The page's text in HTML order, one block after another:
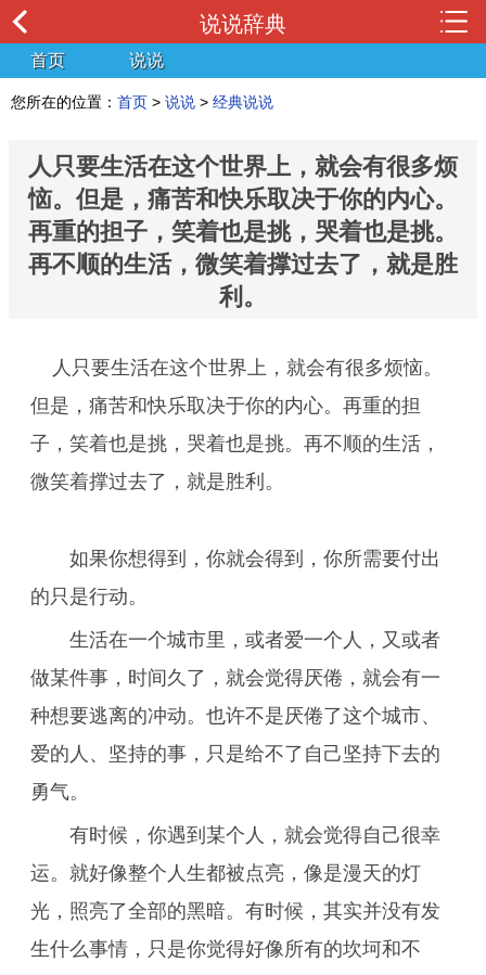
说说辞典
首页 说说
您所在的位置： 首页 > 说说 > 经典说说
人只要生活在这个世界上，就会有很多烦
恼。但是，痛苦和快乐取决于你的内心。
再重的担子，笑着也是挑，哭着也是挑。
再不顺的生活，微笑着撑过去了，就是胜
利。
人只要生活在这个世界上，就会有很多烦恼。
但是，痛苦和快乐取决于你的内心。再重的担
子，笑着也是挑，哭着也是挑。再不顺的生活，
微笑着撑过去了，就是胜利。
如果你想得到，你就会得到，你所需要付出
的只是行动。
生活在一个城市里，或者爱一个人，又或者
做某件事，时间久了，就会觉得厌倦，就会有一
种想要逃离的冲动。也许不是厌倦了这个城市、
爱的人、坚持的事，只是给不了自己坚持下去的
勇气。
有时候，你遇到某个人，就会觉得自己很幸
运。就好像整个人生都被点亮，像是漫天的灯
光，照亮了全部的黑暗。有时候，其实并没有发
生什么事情，只是你觉得好像所有的坎坷和不